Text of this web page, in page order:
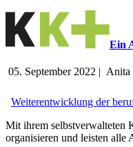
Ein
05. September 2022 | Anita
Weiterentwicklung der
Mit ihrem selbstverwalteten
organisieren und leisten alle